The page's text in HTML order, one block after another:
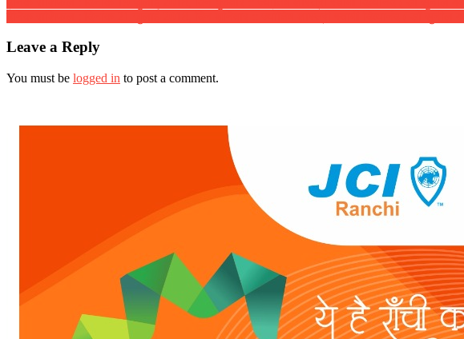
Leave a Reply
You must be logged in to post a comment.